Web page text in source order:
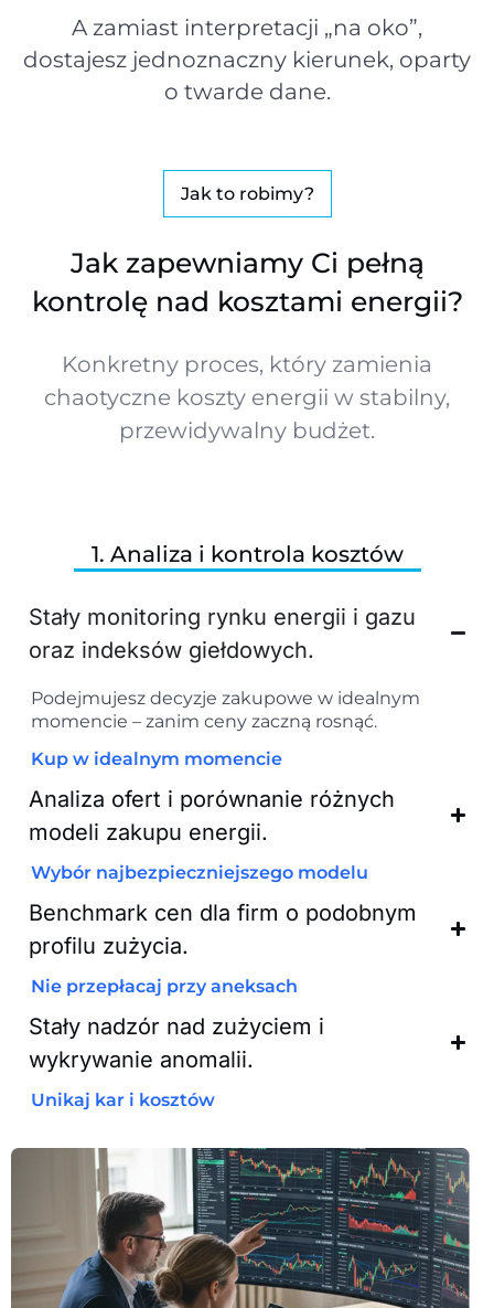
A zamiast interpretacji „na oko”,
dostajesz jednoznaczny kierunek, oparty
o twarde dane.
Jak to robimy?
Jak zapewniamy Ci pełną
kontrolę nad kosztami energii?
Konkretny proces, który zamienia
chaotyczne koszty energii w stabilny,
przewidywalny budżet.
1. Analiza i kontrola kosztów
Stały monitoring rynku energii i gazu
oraz indeksów giełdowych.
Podejmujesz decyzje zakupowe w idealnym
momencie – zanim ceny zaczną rosnąć.
Kup w idealnym momencie
Analiza ofert i porównanie różnych
modeli zakupu energii.
Wybór najbezpieczniejszego modelu
Benchmark cen dla firm o podobnym
profilu zużycia.
Nie przepłacaj przy aneksach
Stały nadzór nad zużyciem i
wykrywanie anomalii.
Unikaj kar i kosztów